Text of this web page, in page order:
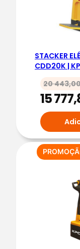
STACKER
CDD20K |
20
15